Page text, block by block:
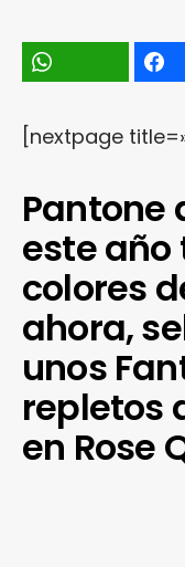
[nextpage
Pantone
este
colores
ahora,
unos
repletos
en Rose